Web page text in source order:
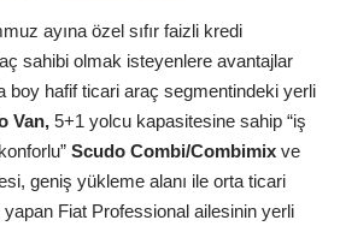
ayına özel sıfır faizli kredi
sahibi olmak isteyenlere avantajlar
boy hafif ticari araç segmentindeki yerli
Van, 5+1 yolcu kapasitesine sahip “iş
Scudo Combi/Combimix ve
geniş yükleme alanı ile orta ticari
Fiat Professional ailesinin yerli